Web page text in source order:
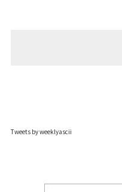
Tweets by weeklyascii